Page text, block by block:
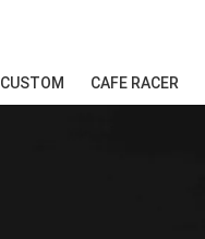
CUSTOM CAFE RACER